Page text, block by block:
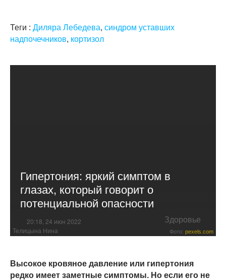
Теги : Диляра Лебедева, синдром уставших
надпочечников, кортизол
Гипертония: яркий симптом в
глазах, который говорит о
потенциальной опасности
20:18, 24 июн 2022 Здоровье
Телицына Нина Фото: pexels.com
Высокое кровяное давление или гипертония
редко имеет заметные симптомы. Но если его не